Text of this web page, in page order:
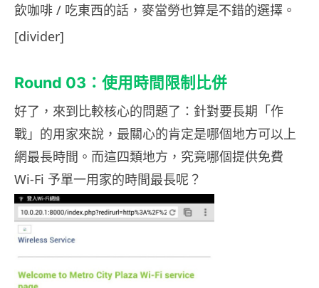
飲咖啡 / 吃東西的話，麥當勞也算是不錯的選擇。
[divider]
Round 03：使用時間限制比併
好了，來到比較核心的問題了：針對要長期「作
戰」的用家來說，最關心的肯定是哪個地方可以上
網最長時間。而這四類地方，究竟哪個提供免費
Wi-Fi 予單一用家的時間最長呢？